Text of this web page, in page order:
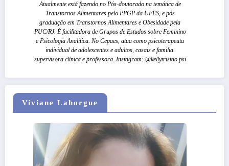
Atualmente está fazendo no Pós-doutorado na temática de
Transtornos Alimentares pelo PPGP da UFES, e pós
graduação em Transtornos Alimentares e Obesidade pela
PUC/RJ. É facilitadora de Grupos de Estudos sobre Feminino
e Psicologia Analítica. No Cepaes, atua como psicoterapeuta
individual de adolescentes e adultos, casais e familia.
supervisora clínica e professora. Instagram: @kellytristao.psi
Viviane Lahorgue